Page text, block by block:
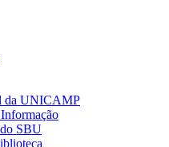
da UNICAMP
SBU